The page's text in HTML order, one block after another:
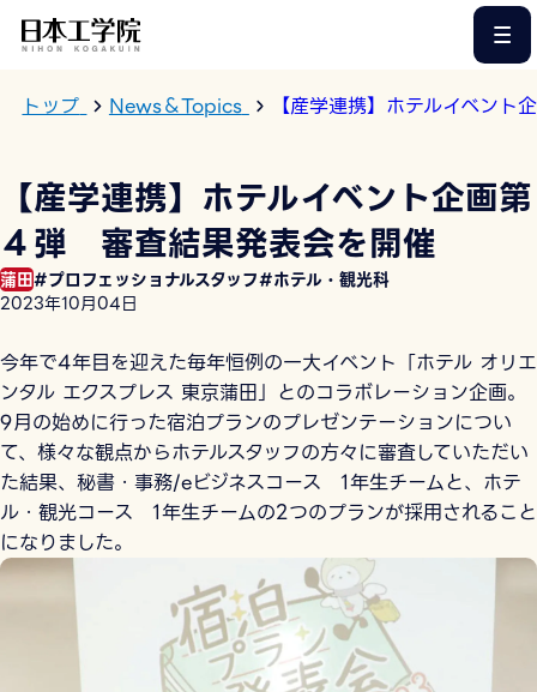
トップ News＆Topics 【産学連携】ホテルイベン
【産学連携】ホテルイベント企画第
４弾 審査結果発表会を開催
蒲田#プロフェッショナルスタッフ#ホテル・観光科
2023年10月04日
今年で4年目を迎えた毎年恒例の一大イベント「ホテル オリエ
ンタル エクスプレス 東京蒲田」とのコラボレーション企画。
9月の始めに行った宿泊プランのプレゼンテーションについ
て、様々な観点からホテルスタッフの方々に審査していただい
た結果、秘書・事務/eビジネスコース 1年生チームと、ホテ
ル・観光コース 1年生チームの2つのプランが採用されること
になりました。